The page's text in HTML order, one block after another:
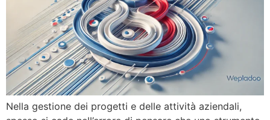
Nella gestione dei progetti e delle attività aziendali,